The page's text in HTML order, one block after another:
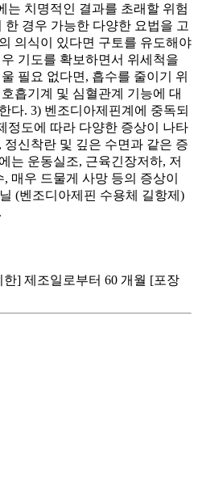
는 치명적인 결과를 초래할 위험
한 경우 가능한 다양한 요법을 고
의식이 있다면 구토를 유도해야
기도를 확보하면서 위세척을
필요 없다면, 흡수를 줄이기 위
흡기계 및 심혈관계 기능에 대
다. 3) 벤조디아제핀계에 중독되
정도에 따라 다양한 증상이 나타
신착란 및 깊은 수면과 같은 증
는 운동실조, 근육긴장저하, 저
매우 드물게 사망 등의 증상이
(벤조디아제핀 수용체 길항제)
] 제조일로부터 60 개월 [포장